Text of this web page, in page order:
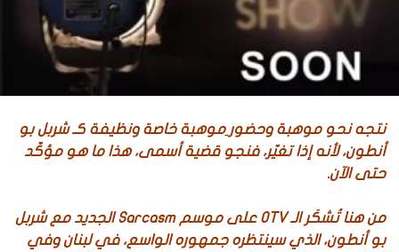
نتجه نحو موهبة وحضور ِموهبة خاصة ونظيفة كـ شربل بو
أنطون، لأنه إذا تغيّر، فنجو قضية أسمى، هذا ما هو مؤكّد
حتى الآن.
من هنا تُشكَر الـ OTV على موسم Sarcasm الجديد مع شربل
بو أنطون، الذي سينتظره جمهوره الواسع، في لبنان وفي